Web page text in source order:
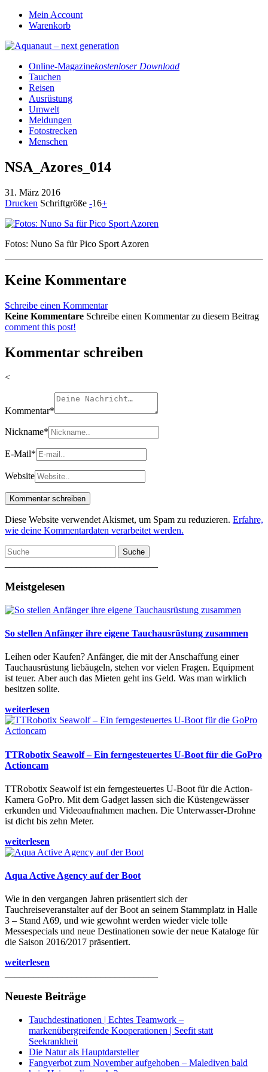
Mein Account
Warenkorb
Online-Magazinekostenloser Download
Tauchen
Reisen
Ausrüstung
Umwelt
Meldungen
Fotostrecken
Menschen
NSA_Azores_014
31. März 2016
Drucken Schriftgröße -16+
Fotos: Nuno Sa für Pico Sport Azoren
Keine Kommentare
Schreibe einen Kommentar
Keine Kommentare Schreibe einen Kommentar zu diesem Beitrag
comment this post!
Kommentar schreiben
<
Kommentar*
Nickname*
E-Mail*
Website
Diese Website verwendet Akismet, um Spam zu reduzieren. Erfahre,
wie deine Kommentardaten verarbeitet werden.
Suche
Meistgelesen
So stellen Anfänger ihre eigene Tauchausrüstung zusammen
Leihen oder Kaufen? Anfänger, die mit der Anschaffung einer
Tauchausrüstung liebäugeln, stehen vor vielen Fragen. Equipment
ist teuer. Aber auch das Mieten geht ins Geld. Was man wirklich
besitzen sollte.
weiterlesen
TTRobotix Seawolf – Ein ferngesteuertes U-Boot für die GoPro
Actioncam
TTRobotix Seawolf ist ein ferngesteuertes U-Boot für die Action-
Kamera GoPro. Mit dem Gadget lassen sich die Küstengewässer
erkunden und Videoaufnahmen machen. Die Unterwasser-Drohne
ist dicht bis zehn Meter.
weiterlesen
Aqua Active Agency auf der Boot
Wie in den vergangen Jahren präsentiert sich der
Tauchreiseveranstalter auf der Boot an seinem Stammplatz in Halle
3 – Stand A69, und wie gewohnt werden wieder viele tolle
Messespecials und neue Destinationen sowie der neue Kataloge für
die Saison 2016/2017 präsentiert.
weiterlesen
Neueste Beiträge
Tauchdestinationen | Echtes Teamwork –
markenübergreifende Kooperationen | Seefit statt
Seekrankheit
Die Natur als Hauptdarsteller
Fangverbot zum November aufgehoben – Malediven bald